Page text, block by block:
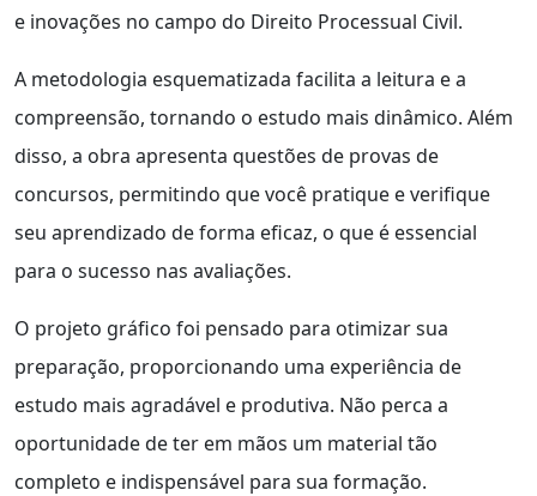
e inovações no campo do Direito Processual Civil.
A metodologia esquematizada facilita a leitura e a
compreensão, tornando o estudo mais dinâmico. Além
disso, a obra apresenta questões de provas de
concursos, permitindo que você pratique e verifique
seu aprendizado de forma eficaz, o que é essencial
para o sucesso nas avaliações.
O projeto gráfico foi pensado para otimizar sua
preparação, proporcionando uma experiência de
estudo mais agradável e produtiva. Não perca a
oportunidade de ter em mãos um material tão
completo e indispensável para sua formação.